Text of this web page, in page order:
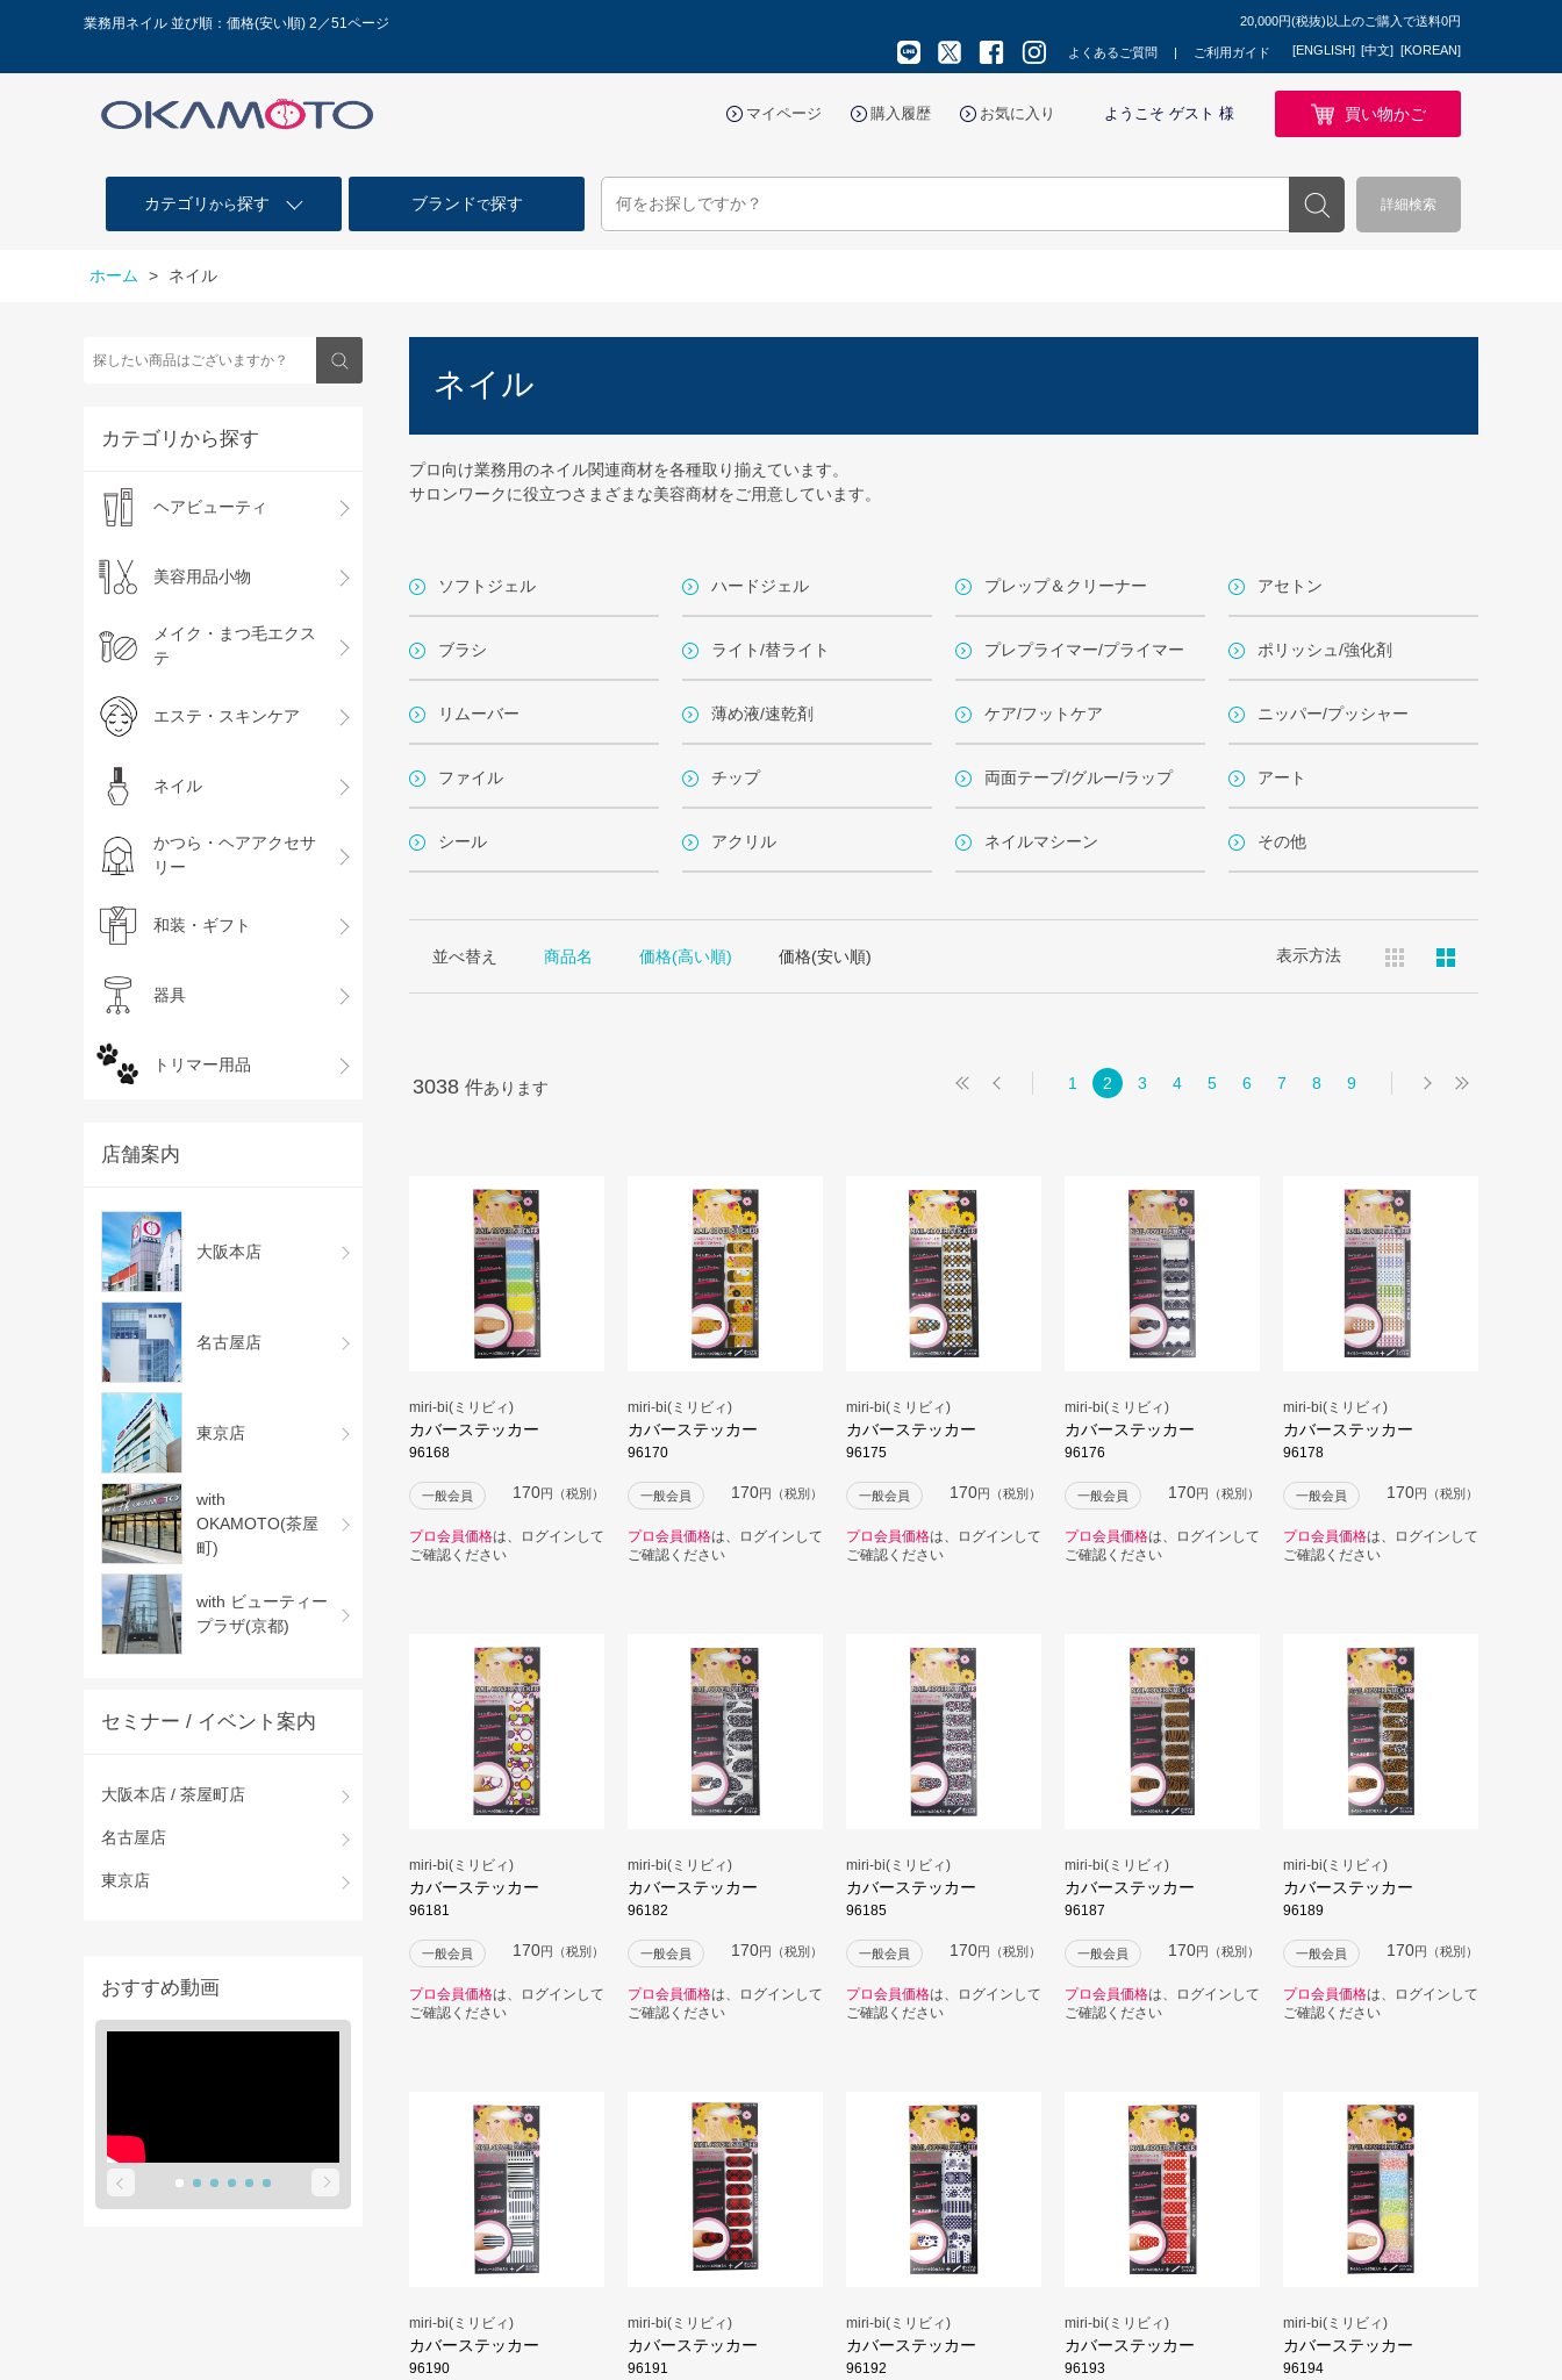
業務用ネイル 並び順：価格(安い順) 2／51ページ 20,000円(税抜)以上のご購入で送料0円
よくあるご質問 ご利用ガイド [ENGLISH] [中文] [KOREAN]
マイページ 購入履歴 お気に入り ようこそ ゲスト 様 買い物かご
カテゴリ から探す ブランドで探す 詳細検索
ホーム > ネイル
カテゴリから探す
ヘアビューティ
美容用品小物
メイク・まつ毛エクス
テ
エステ・スキンケア
ネイル
かつら・ヘアアクセサ
リー
和装・ギフト
器具
トリマー用品
店舗案内
大阪本店
名古屋店
東京店
with
OKAMOTO(茶屋
町)
with ビューティー
プラザ(京都)
セミナー / イベント案内
大阪本店 / 茶屋町店
名古屋店
東京店
おすすめ動画
ネイル
プロ向け業務用のネイル関連商材を各種取り揃えています。
サロンワークに役立つさまざまな美容商材をご用意しています。
ソフトジェル ハードジェル プレップ＆クリーナー アセトン
ブラシ ライト/替ライト プレプライマー/プライマー ポリッシュ/強化剤
リムーバー 薄め液/速乾剤 ケア/フットケア ニッパー/プッシャー
ファイル チップ 両面テープ/グルー/ラップ アート
シール アクリル ネイルマシーン その他
表示方法
並べ替え 商品名 価格(高い順) 価格(安い順)
3038 件あります 1 2 3 4 5 6 7 8 9
miri-bi(ミリビィ)
カバーステッカー
96168
一般会員 170円（税別）
プロ会員価格は、ログインして
ご確認ください
miri-bi(ミリビィ)
カバーステッカー
96170
一般会員 170円（税別）
プロ会員価格は、ログインして
ご確認ください
miri-bi(ミリビィ)
カバーステッカー
96175
一般会員 170円（税別）
プロ会員価格は、ログインして
ご確認ください
miri-bi(ミリビィ)
カバーステッカー
96176
一般会員 170円（税別）
プロ会員価格は、ログインして
ご確認ください
miri-bi(ミリビィ)
カバーステッカー
96178
一般会員 170円（税別）
プロ会員価格は、ログインして
ご確認ください
miri-bi(ミリビィ)
カバーステッカー
96181
一般会員 170円（税別）
プロ会員価格は、ログインして
ご確認ください
miri-bi(ミリビィ)
カバーステッカー
96182
一般会員 170円（税別）
プロ会員価格は、ログインして
ご確認ください
miri-bi(ミリビィ)
カバーステッカー
96185
一般会員 170円（税別）
プロ会員価格は、ログインして
ご確認ください
miri-bi(ミリビィ)
カバーステッカー
96187
一般会員 170円（税別）
プロ会員価格は、ログインして
ご確認ください
miri-bi(ミリビィ)
カバーステッカー
96189
一般会員 170円（税別）
プロ会員価格は、ログインして
ご確認ください
miri-bi(ミリビィ)
カバーステッカー
96190
miri-bi(ミリビィ)
カバーステッカー
96191
miri-bi(ミリビィ)
カバーステッカー
96192
miri-bi(ミリビィ)
カバーステッカー
96193
miri-bi(ミリビィ)
カバーステッカー
96194